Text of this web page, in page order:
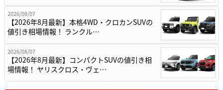
2026/08/07
【2026年8月最新】本格4WD・クロカンSUVの
値引き相場情報！ ランクル…
2026/08/07
【2026年8月最新】コンパクトSUVの値引き相
場情報！ ヤリスクロス・ヴェ…